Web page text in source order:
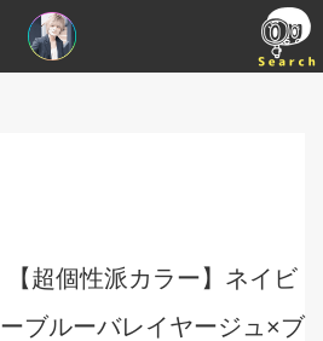
【超個性派カラー】ネイビ
ーブルーバレイヤージュ×ブ